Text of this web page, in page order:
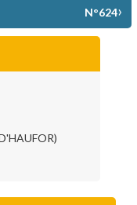
N°624›